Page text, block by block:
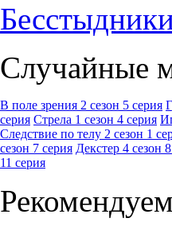
Случайные
В поле зрения 2 сезон 5 серия
серия Стрела 1 сезон 4 серия
Следствие по телу 2 сезон 1
сезон 7 серия Декстер 4 сезон
11 серия